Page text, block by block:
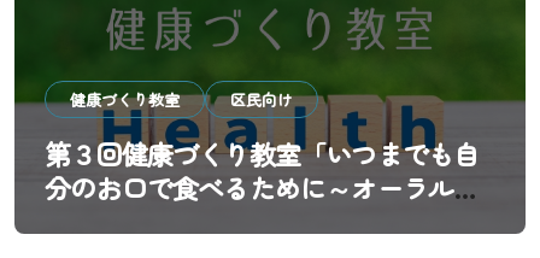
健康づくり教室 区民向け
第３回健康づくり教室「いつまでも自
分のお口で食べるために～オーラルフ